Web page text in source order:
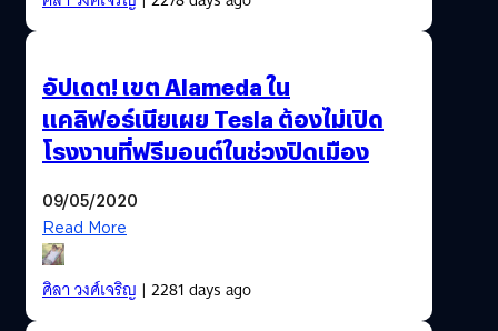
อัปเดต! เขต Alameda ใน
แคลิฟอร์เนียเผย Tesla ต้องไม่เปิด
โรงงานที่ฟรีมอนต์ในช่วงปิดเมือง
09/05/2020
Read More
ศิลา วงศ์เจริญ | 2281 days ago